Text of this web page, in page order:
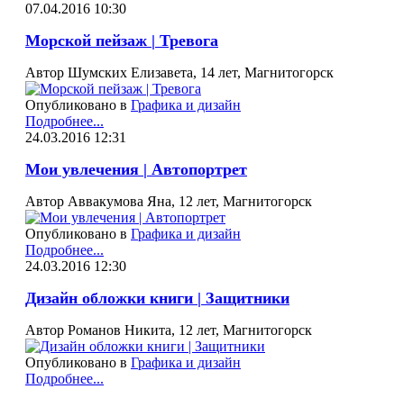
07.04.2016 10:30
Морской пейзаж | Тревога
Автор Шумских Елизавета, 14 лет, Магнитогорск
Опубликовано в Графика и дизайн
Подробнее...
24.03.2016 12:31
Мои увлечения | Автопортрет
Автор Аввакумова Яна, 12 лет, Магнитогорск
Опубликовано в Графика и дизайн
Подробнее...
24.03.2016 12:30
Дизайн обложки книги | Защитники
Автор Романов Никита, 12 лет, Магнитогорск
Опубликовано в Графика и дизайн
Подробнее...